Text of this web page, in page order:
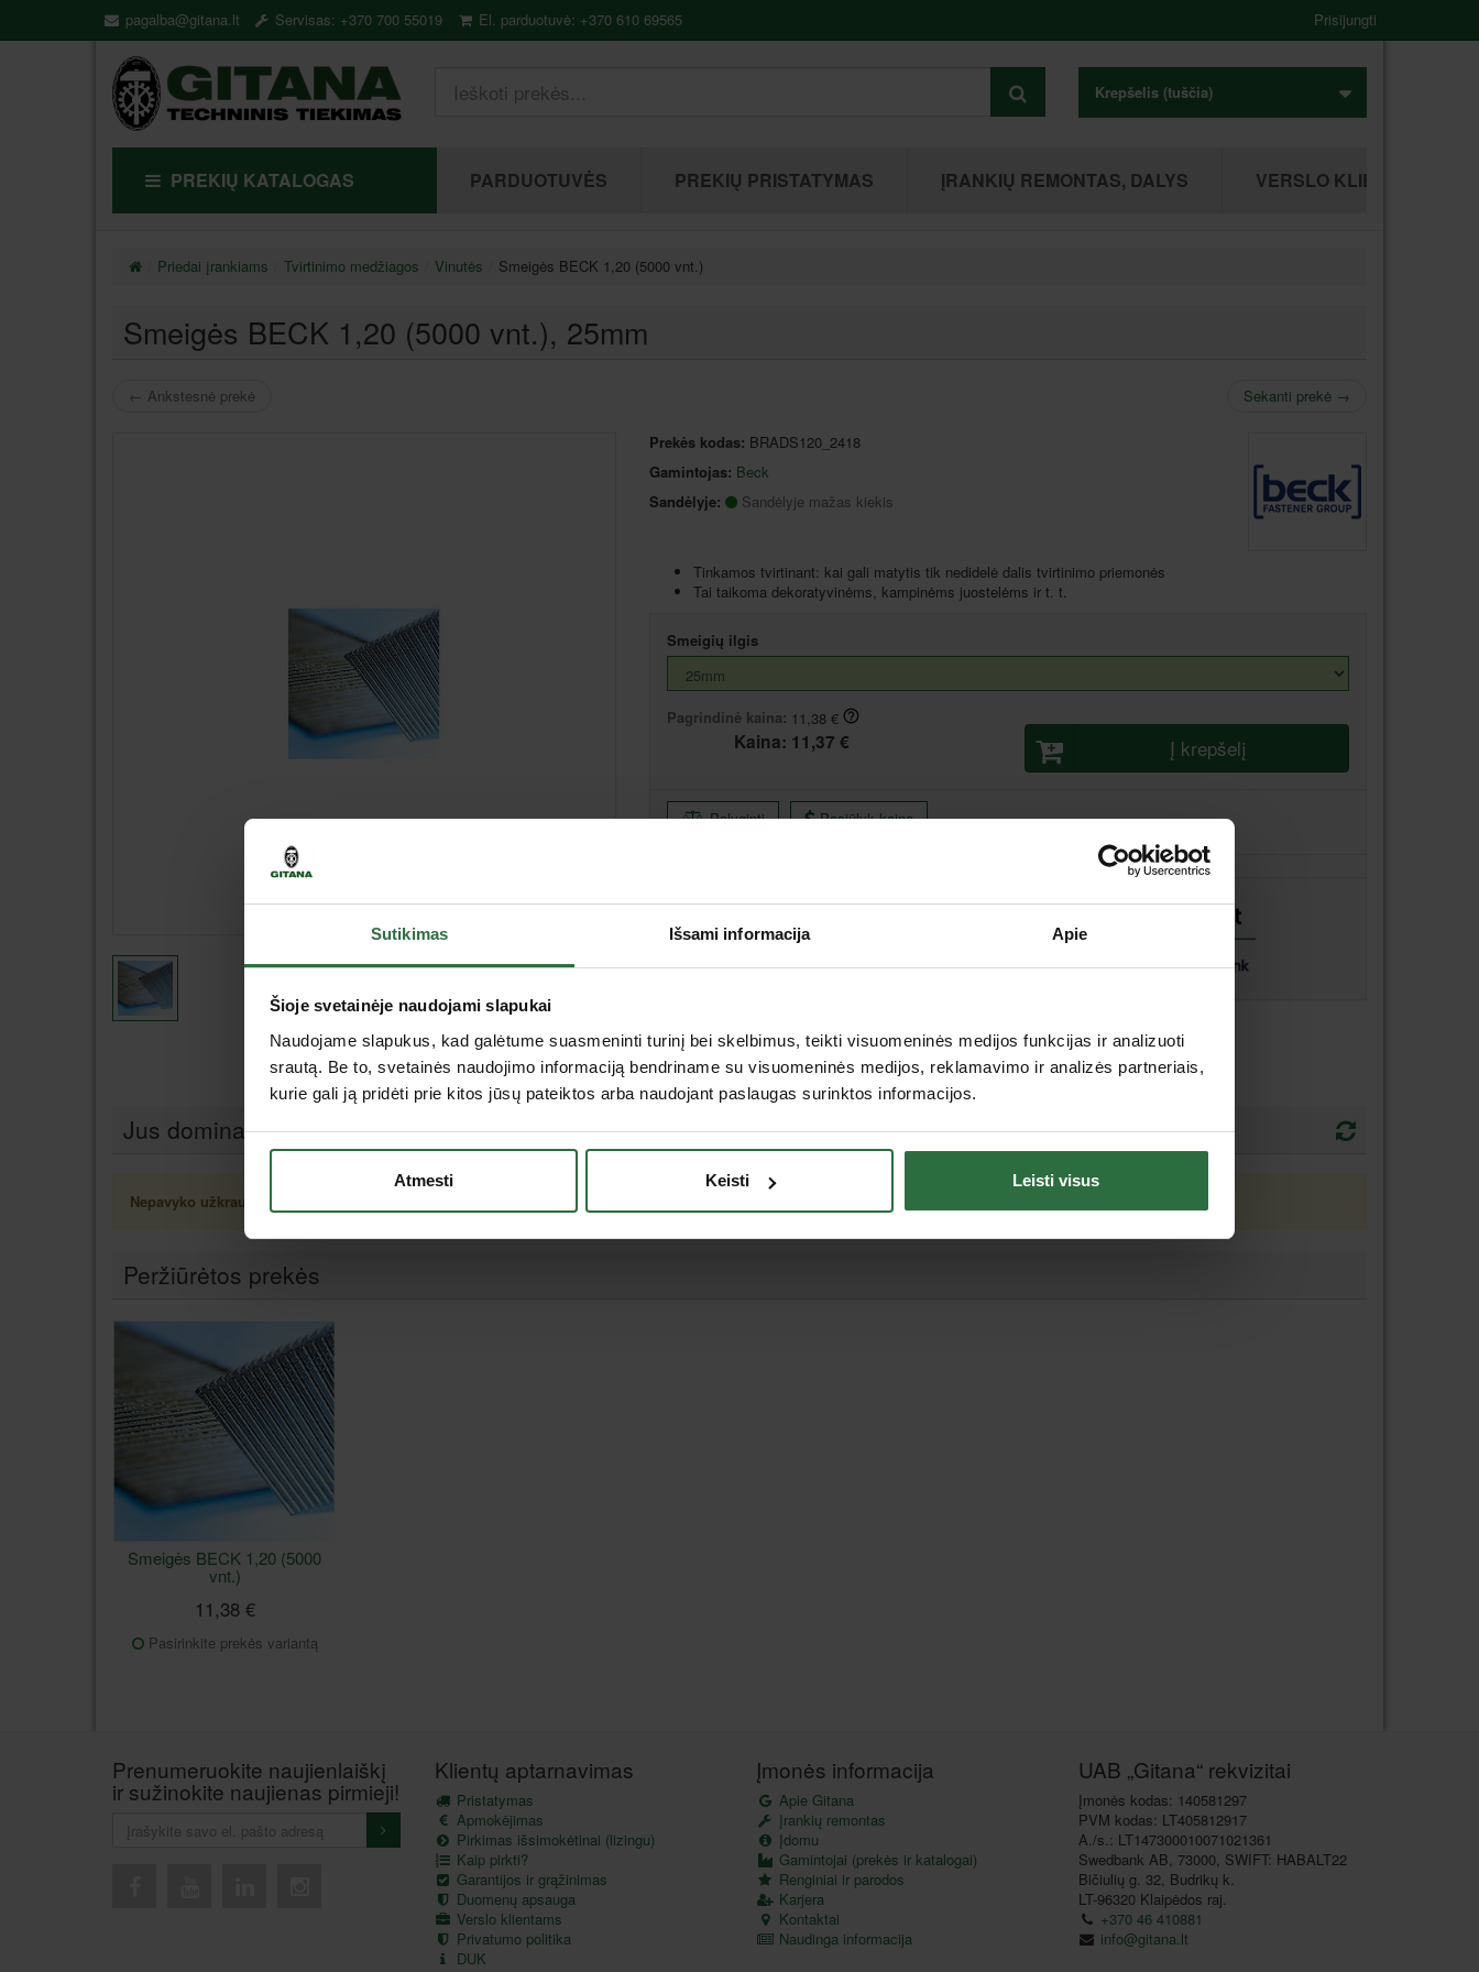
Sutikimas Išsami informacija Apie
Šioje svetainėje naudojami slapukai
Naudojame slapukus, kad galėtume suasmeninti turinį bei skelbimus, teikti visuomeninės medijos funkcijas ir analizuoti
srautą. Be to, svetainės naudojimo informaciją bendriname su visuomeninės medijos, reklamavimo ir analizės partneriais,
kurie gali ją pridėti prie kitos jūsų pateiktos arba naudojant paslaugas surinktos informacijos.
Atmesti Keisti Leisti visus
pagalba@gitana.lt Servisas: +370 700 55019 El. parduotuvė: +370 610 69565 Prisijungti
Krepšelis (tuščia)
PREKIŲ KATALOGAS PARDUOTUVĖS PREKIŲ PRISTATYMAS ĮRANKIŲ REMONTAS, DALYS VERSLO KLIENTAMS
Priedai įrankiams Tvirtinimo medžiagos Vinutės Smeigės BECK 1,20 (5000 vnt.)
Smeigės BECK 1,20 (5000 vnt.), 25mm
← Ankstesnė prekė Sekanti prekė →
Prekės kodas: BRADS120_2418
Gamintojas: Beck
Sandėlyje:
Sandėlyje mažas kiekis
Tinkamos tvirtinant: kai gali matytis tik nedidelė dalis tvirtinimo priemonės
Tai taikoma dekoratyvinėms, kampinėms juostelėms ir t. t.
Smeigių ilgis
Pagrindinė kaina: 11,38 €
Kaina: 11,37 € Į krepšelį
Palyginti Pasiūlyk kainą
Tauragė, Gedimino g. 46 A, Tauragė
Jus dominančios panašios prekės
Nepavyko užkrauti prekių sąrašo.
Peržiūrėtos prekės
Smeigės BECK 1,20 (5000
vnt.)
11,38 €
Pasirinkite prekės variantą
Prenumeruokite naujienlaiškį
ir sužinokite naujienas pirmieji!
Klientų aptarnavimas
Pristatymas
Apmokėjimas
Pirkimas išsimokėtinai (lizingu)
Kaip pirkti?
Garantijos ir grąžinimas
Duomenų apsauga
Verslo klientams
Privatumo politika
DUK
Įmonės informacija
Apie Gitana
Įrankių remontas
Įdomu
Gamintojai (prekės ir katalogai)
Renginiai ir parodos
Karjera
Kontaktai
Naudinga informacija
UAB „Gitana“ rekvizitai
Įmonės kodas: 140581297
PVM kodas: LT405812917
A./s.: LT147300010071021361
Swedbank AB, 73000, SWIFT: HABALT22
Bičiulių g. 32, Budrikų k.
LT-96320 Klaipėdos raj.
+370 46 410881
info@gitana.lt